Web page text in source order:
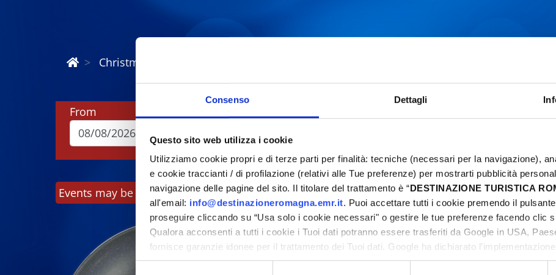
Consenso Dettagli
Questo sito web utilizza i cookie
Utilizziamo cookie propri e di terze parti per finalità: tecniche (necessari per la navigazione),
e cookie traccianti / di profilazione (relativi alle Tue preferenze) per mostrarti pubblicità
navigazione delle pagine del sito. Il titolare del trattamento è “DESTINAZIONE TURISTICA
all'email: info@destinazioneromagna.emr.it. Puoi accettare tutti i cookie premendo il
proseguire cliccando su “Usa solo i cookie necessari" o gestire le tue preferenze facendo clic
Qualora acconsenti a tutti i cookie i Tuoi dati potranno essere trasferiti da Google in USA,
fornisce garanzie idonee per il trattamento dei Tuoi dati. Google ha dichiarato
sicurezza a Tutela dei navigatori, che abbiamo valutato essere sufficienti.
Christmas and New Year Riviera Rimini Events
From
Events may be subject to change, always contact organizers before going to the venue.